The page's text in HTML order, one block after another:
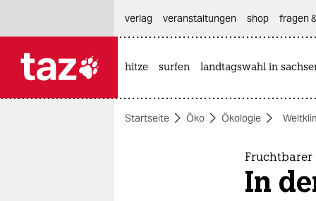
themen
verlag
veranstaltungen shop fragen
hitze surfen landtagswahl in
Startseite Öko Ökologie
Fruchtbarer
In